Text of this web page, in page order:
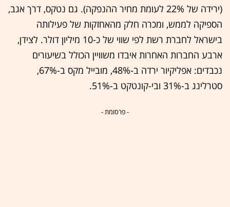
(ירידה של 22% לעומת מחיר ההנפקה). גם נטקס, דרך אגב,
הספיקה לממש, ומכרה חלק מהאחזקות של פעילותה
בישראל לחברת רשת לפי שווי של כ-10 מיליון דולר. לצידן,
ארבע החברות האחרות איבדו משוויין הכולל בשיעורים
נכבדים: אפליקיור ירדה ב-48%, מובייל מקס ב-67%,
סטרלינג ב-31% ובי-קונטקט ב-51%.
- פרסומת -